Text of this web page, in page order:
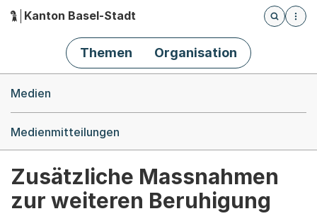
Hauptnavigation
Kanton Basel-Stadt
Öffnet
Themen Organisation
Medien
Medienmitteilungen
Zusätzliche Massnahmen
zur weiteren Beruhigung